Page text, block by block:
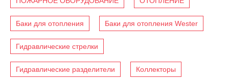
Баки для отопления Баки для отопления Wester
Гидравлические стрелки
Гидравлические разделители Коллекторы